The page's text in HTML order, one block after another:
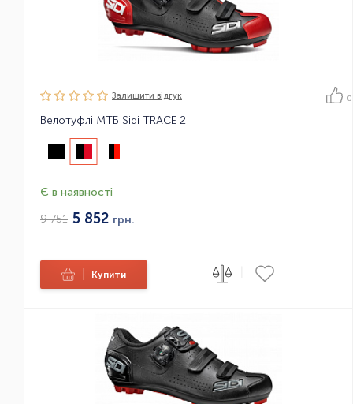
Залишити вiдгук 0
Велотуфлі МТБ Sidi TRACE 2
Є в наявності
9 751 5 852 грн.
Купити